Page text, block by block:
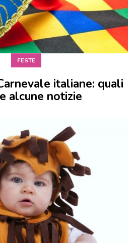
FESTE
italiane: quali
alcune notizie